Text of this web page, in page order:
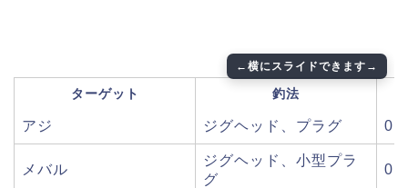
ターゲット 釣法
アジ ジグヘッド、プラグ
メバル
ジグヘッド、小型プラ
グ